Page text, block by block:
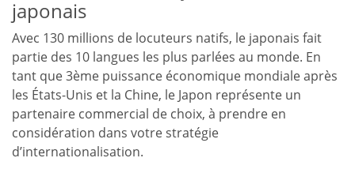
japonais
Avec 130 millions de locuteurs natifs, le japonais fait
partie des 10 langues les plus parlées au monde. En
tant que 3ème puissance économique mondiale après
les États-Unis et la Chine, le Japon représente un
partenaire commercial de choix, à prendre en
considération dans votre stratégie
d’internationalisation.